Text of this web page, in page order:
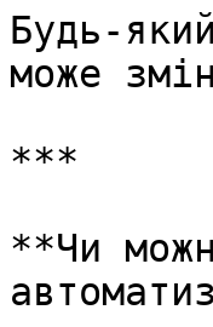
Будь-
може
***
**Чи